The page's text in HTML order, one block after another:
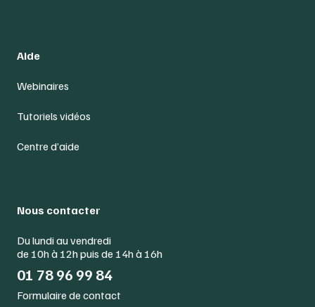
Aide
Webinaires
Tutoriels vidéos
Centre d’aide
Nous contacter
Du lundi au vendredi
de 10h à 12h puis de 14h à 16h
01 78 96 99 84
Formulaire de contact